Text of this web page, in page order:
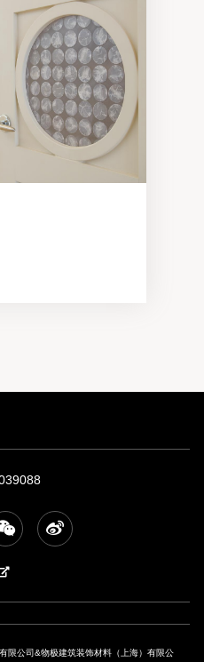
限公司&物极建筑装饰材料（上海）有限公